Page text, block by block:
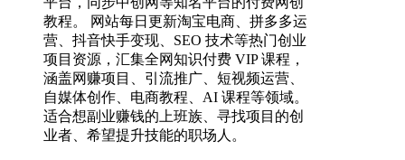
教程。 网站每日更新淘宝电商、拼多多运
营、抖音快手变现、SEO 技术等热门创业
项目资源，汇集全网知识付费 VIP 课程，
涵盖网赚项目、引流推广、短视频运营、
自媒体创作、电商教程、AI 课程等领域。
适合想副业赚钱的上班族、寻找项目的创
业者、希望提升技能的职场人。